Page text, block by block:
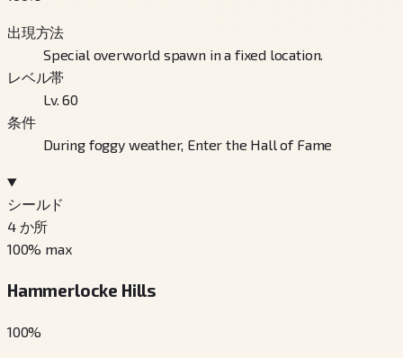
出現方法
Special overworld spawn in a fixed location.
レベル帯
Lv. 60
条件
During foggy weather, Enter the Hall of Fame
シールド
4 か所
100% max
Hammerlocke Hills
100%